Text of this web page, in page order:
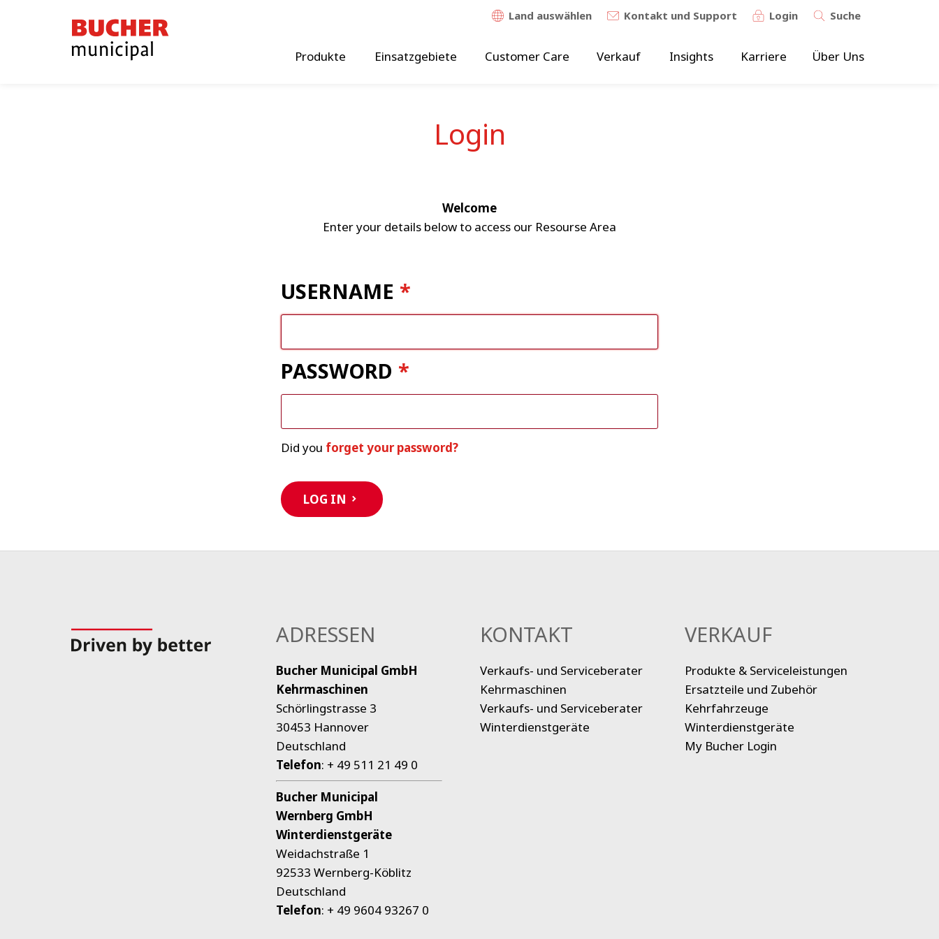
Bucher
Municipal
Land auswählen Kontakt und Support Login Suche
Produkte Einsatzgebiete Customer Care Verkauf Insights Karriere Über Uns
Login
Welcome
Enter your details below to access our Resourse Area
USERNAME
PASSWORD
Did you forget your password?
LOG IN
ADRESSEN
Bucher Municipal GmbH
Kehrmaschinen
Schörlingstrasse 3
30453 Hannover
Deutschland
Telefon: + 49 511 21 49 0
Bucher Municipal
Wernberg GmbH
Winterdienstgeräte
Weidachstraße 1
92533 Wernberg-Köblitz
Deutschland
Telefon: + 49 9604 93267 0
KONTAKT
Verkaufs- und Serviceberater
Kehrmaschinen
Verkaufs- und Serviceberater
Winterdienstgeräte
VERKAUF
Produkte & Serviceleistungen
Ersatzteile und Zubehör
Kehrfahrzeuge
Winterdienstgeräte
My Bucher Login